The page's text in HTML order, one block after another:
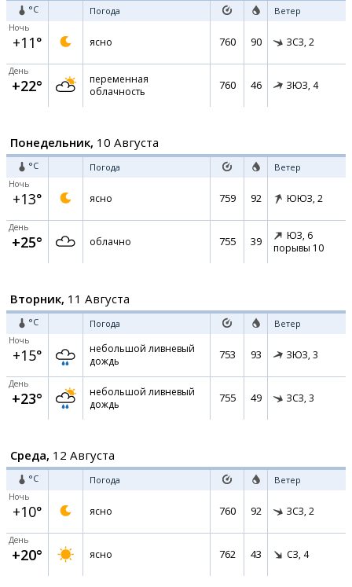
°C Погода Ветер
Ночь
+11° ясно 760 90 ЗСЗ, 2
День
+22°
переменная
облачность
760 46 ЗЮЗ, 4
Понедельник, 10 Августа
°C Погода Ветер
Ночь
+13° ясно 759 92 ЮЮЗ, 2
День
+25° облачно 755 39 ЮЗ, 6
порывы 10
Вторник, 11 Августа
°C Погода Ветер
Ночь
+15°
небольшой ливневый
дождь
753 93 ЗЮЗ, 3
День
+23°
небольшой ливневый
дождь
755 49 ЗСЗ, 3
Среда, 12 Августа
°C Погода Ветер
Ночь
+10° ясно 760 92 ЗСЗ, 2
День
+20° ясно 762 43 СЗ, 4